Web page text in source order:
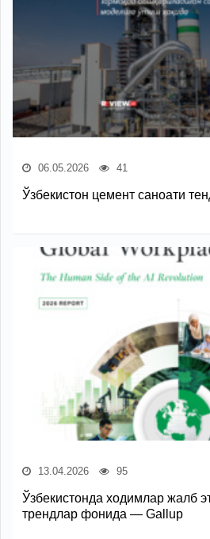
06.05.2026 41
Ўзбекистон цемент саноати
13.04.2026 95
Ўзбекистонда ходимлар жалб
трендлар фонида — Gallup